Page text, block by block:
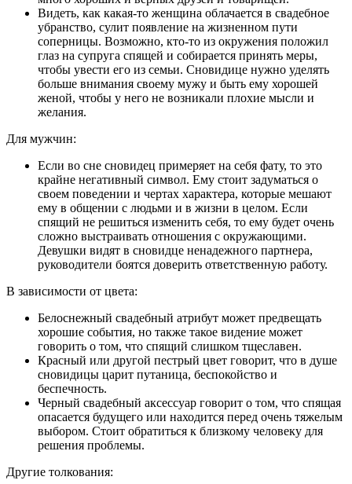
Видеть, как какая-то женщина облачается в свадебное
убранство, сулит появление на жизненном пути
соперницы. Возможно, кто-то из окружения положил
глаз на супруга спящей и собирается принять меры,
чтобы увести его из семьи. Сновидице нужно уделять
больше внимания своему мужу и быть ему хорошей
женой, чтобы у него не возникали плохие мысли и
желания.
Для мужчин:
Если во сне сновидец примеряет на себя фату, то это
крайне негативный символ. Ему стоит задуматься о
своем поведении и чертах характера, которые мешают
ему в общении с людьми и в жизни в целом. Если
спящий не решиться изменить себя, то ему будет очень
сложно выстраивать отношения с окружающими.
Девушки видят в сновидце ненадежного партнера,
руководители боятся доверить ответственную работу.
В зависимости от цвета:
Белоснежный свадебный атрибут может предвещать
хорошие события, но также такое видение может
говорить о том, что спящий слишком тщеславен.
Красный или другой пестрый цвет говорит, что в душе
сновидицы царит путаница, беспокойство и
беспечность.
Черный свадебный аксессуар говорит о том, что спящая
опасается будущего или находится перед очень тяжелым
выбором. Стоит обратиться к близкому человеку для
решения проблемы.
Другие толкования: